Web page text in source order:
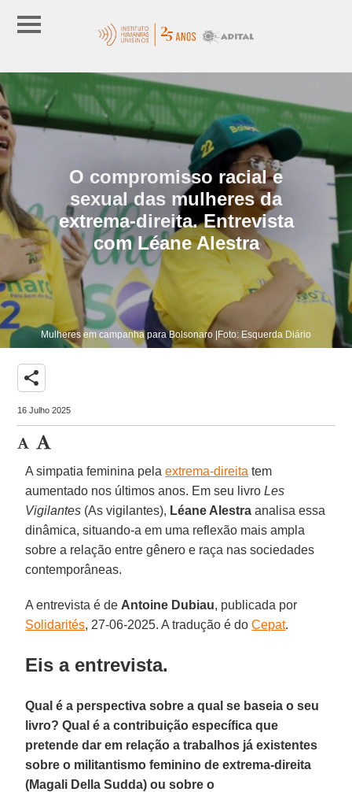
O compromisso racial e
sexual das mulheres da
extrema-direita. Entrevista
com Léane Alestra
Mulheres em campanha para Bolsonaro |Foto: Esquerda Diário
share
16 Julho 2025
A simpatia feminina pelaextrema-direita tem
aumentado nos últimos anos. Em seu livroLes
Vigilantes (As vigilantes), Léane Alestra analisa essa
dinâmica, situando-a em uma reflexão mais ampla
sobre a relação entre gênero e raça nas sociedades
contemporâneas.
A entrevista é de Antoine Dubiau, publicada por
Solidarités, 27-06-2025. A tradução é doCepat.
Eis a entrevista.
Qual é a perspectiva sobre a qual se baseia o seu
livro? Qual é a contribuição específica que
pretende dar em relação a trabalhos já existentes
sobre o militantismo feminino de extrema-direita
(Magali Della Sudda) ou sobre o